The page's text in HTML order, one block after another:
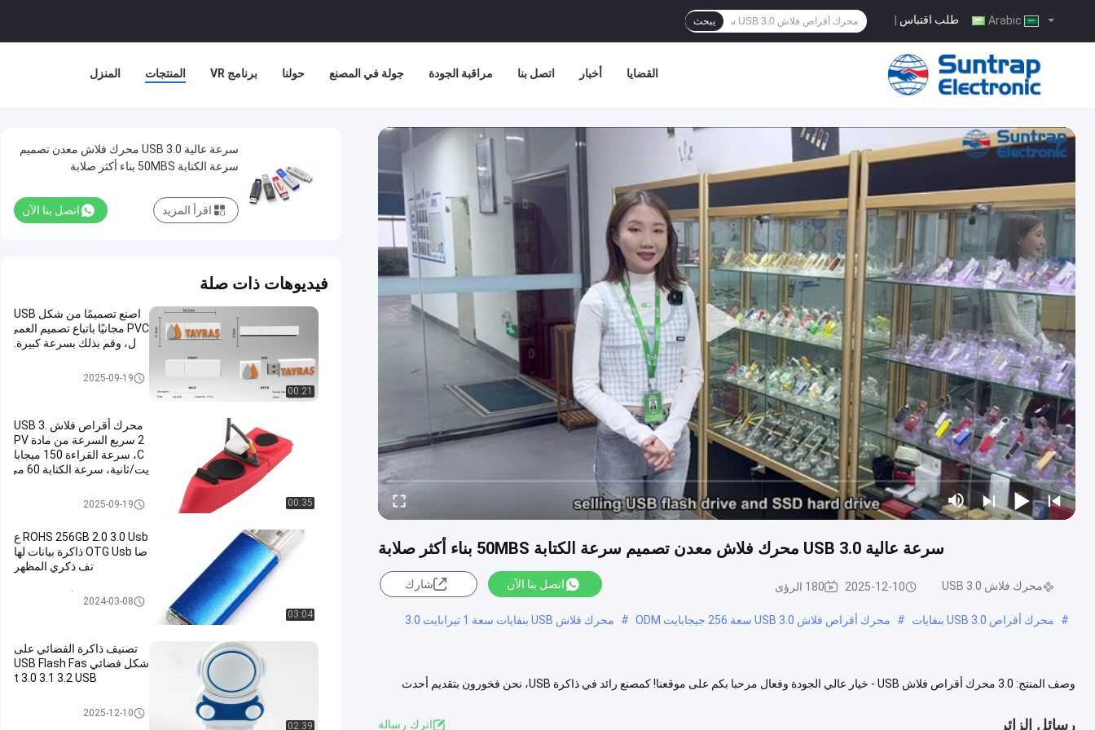
طلب اقتباس يبحث
المنزل المنتجات برنامج VR حولنا جولة في المصنع مراقبة الجودة اتصل بنا أخبار القضايا
سرعة عالية USB 3.0 محرك فلاش معدن تصميم سرعة الكتابة 50MBS بناء أكثر صلابة
محرك فلاش USB 3.0 2025-12-10 180 الرؤى اتصل بنا الآن شارك
# محرك أقراص USB 3.0 بنفايات # محرك أقراص فلاش USB 3.0 سعة 256 جيجابايت ODM # محرك فلاش USB بنفايات سعة 1 تيرابايت 3.0
وصف المنتج: 3.0 محرك أقراص فلاش USB - خيار عالي الجودة وفعال مرحبا بكم على موقعنا! كمصنع رائد في ذاكرة USB، نحن فخورون بتقديم أحدث
رسائل الزائر اترك رسالة
سرعة عالية USB 3.0 محرك فلاش معدن تصميم
سرعة الكتابة 50MBS بناء أكثر صلابة
اتصل بنا الآن اقرأ المزيد
فيديوهات ذات صلة
00:21
اصنع تصميمًا من شكل USB
PVC مجانيًا باتباع تصميم العمي
ل، وقم بذلك بسرعة كبيرة.
محرك فلاش USB 3.02025-09-19
00:35
محرك أقراص فلاش USB 3.
2 سريع السرعة من مادة PV
C، سرعة القراءة 150 ميجابا
يت/ثانية، سرعة الكتابة 60 مي
محرك فلاش USB 3.02025-09-19
03:04
ROHS 256GB 2.0 3.0 Usb ع
صا OTG Usb ذاكرة بيانات لها
تف ذكري المظهر
2024-03-08
02:39
تصنيف ذاكرة الفضائي على
شكل فضائي USB Flash Fas
t 3.0 3.1 3.2 USB
محرك فلاش USB 3.02025-12-10